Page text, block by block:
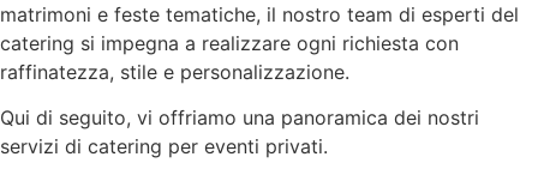
matrimoni e feste tematiche, il nostro team di esperti del
catering si impegna a realizzare ogni richiesta con
raffinatezza, stile e personalizzazione.
Qui di seguito, vi offriamo una panoramica dei nostri
servizi di catering per eventi privati.